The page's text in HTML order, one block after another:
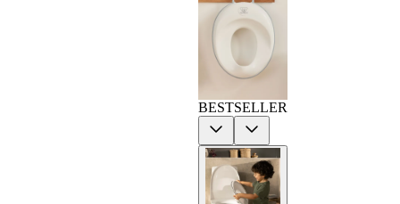
BESTSELLER
Previous